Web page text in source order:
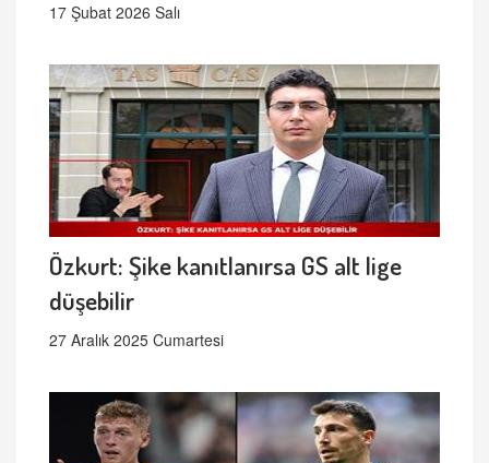
17 Şubat 2026 Salı
Özkurt: Şike kanıtlanırsa GS alt lige
düşebilir
27 Aralık 2025 Cumartesi